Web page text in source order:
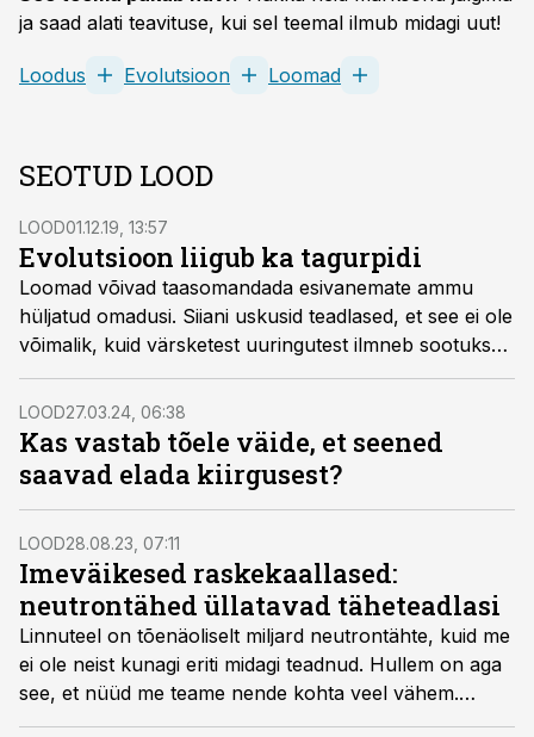
ja saad alati teavituse, kui sel teemal ilmub midagi uut!
Loodus Evolutsioon Loomad
SEOTUD LOOD
LOOD01.12.19, 13:57
Evolutsioon liigub ka tagurpidi
Loomad võivad taasomandada esivanemate ammu
hüljatud omadusi. Siiani uskusid teadlased, et see ei ole
võimalik, kuid värsketest uuringutest ilmneb sootuks
vastupidine.
LOOD27.03.24, 06:38
Kas vastab tõele väide, et seened
saavad elada kiirgusest?
LOOD28.08.23, 07:11
Imeväikesed raskekaallased:
neutrontähed üllatavad täheteadlasi
Linnuteel on tõenäoliselt miljard neutrontähte, kuid me
ei ole neist kunagi eriti midagi teadnud. Hullem on aga
see, et nüüd me teame nende kohta veel vähem.
Nimelt on astronoomid avastanud neutrontähe, mis on